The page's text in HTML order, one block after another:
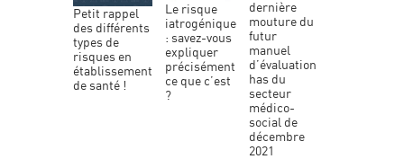
petit rappel
des différents
types de
risques en
établissement
de santé !
le risque
iatrogénique
: savez-vous
expliquer
précisément
ce que c’est
?
mouture du
futur
manuel
d’évaluation
has du
secteur
médico-
social de
décembre
2021